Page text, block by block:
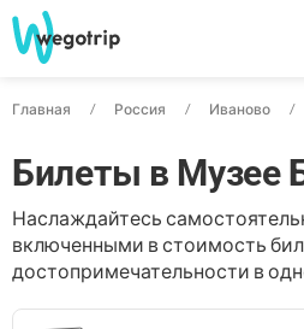
Главная Россия Иваново
Билеты в Музее
Наслаждайтесь
включенными в стоимость
достопримечательности в